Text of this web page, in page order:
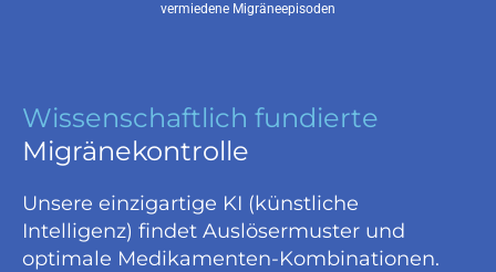
vermiedene Migräneepisoden
Wissenschaftlich fundierte
Migränekontrolle
Unsere einzigartige KI (künstliche
Intelligenz) findet Auslösermuster und
optimale Medikamenten-Kombinationen.